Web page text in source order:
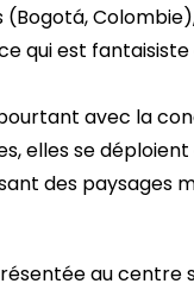
(Bogotá,
qui est fantaisiste
avec la
elles se
des paysages
au centre